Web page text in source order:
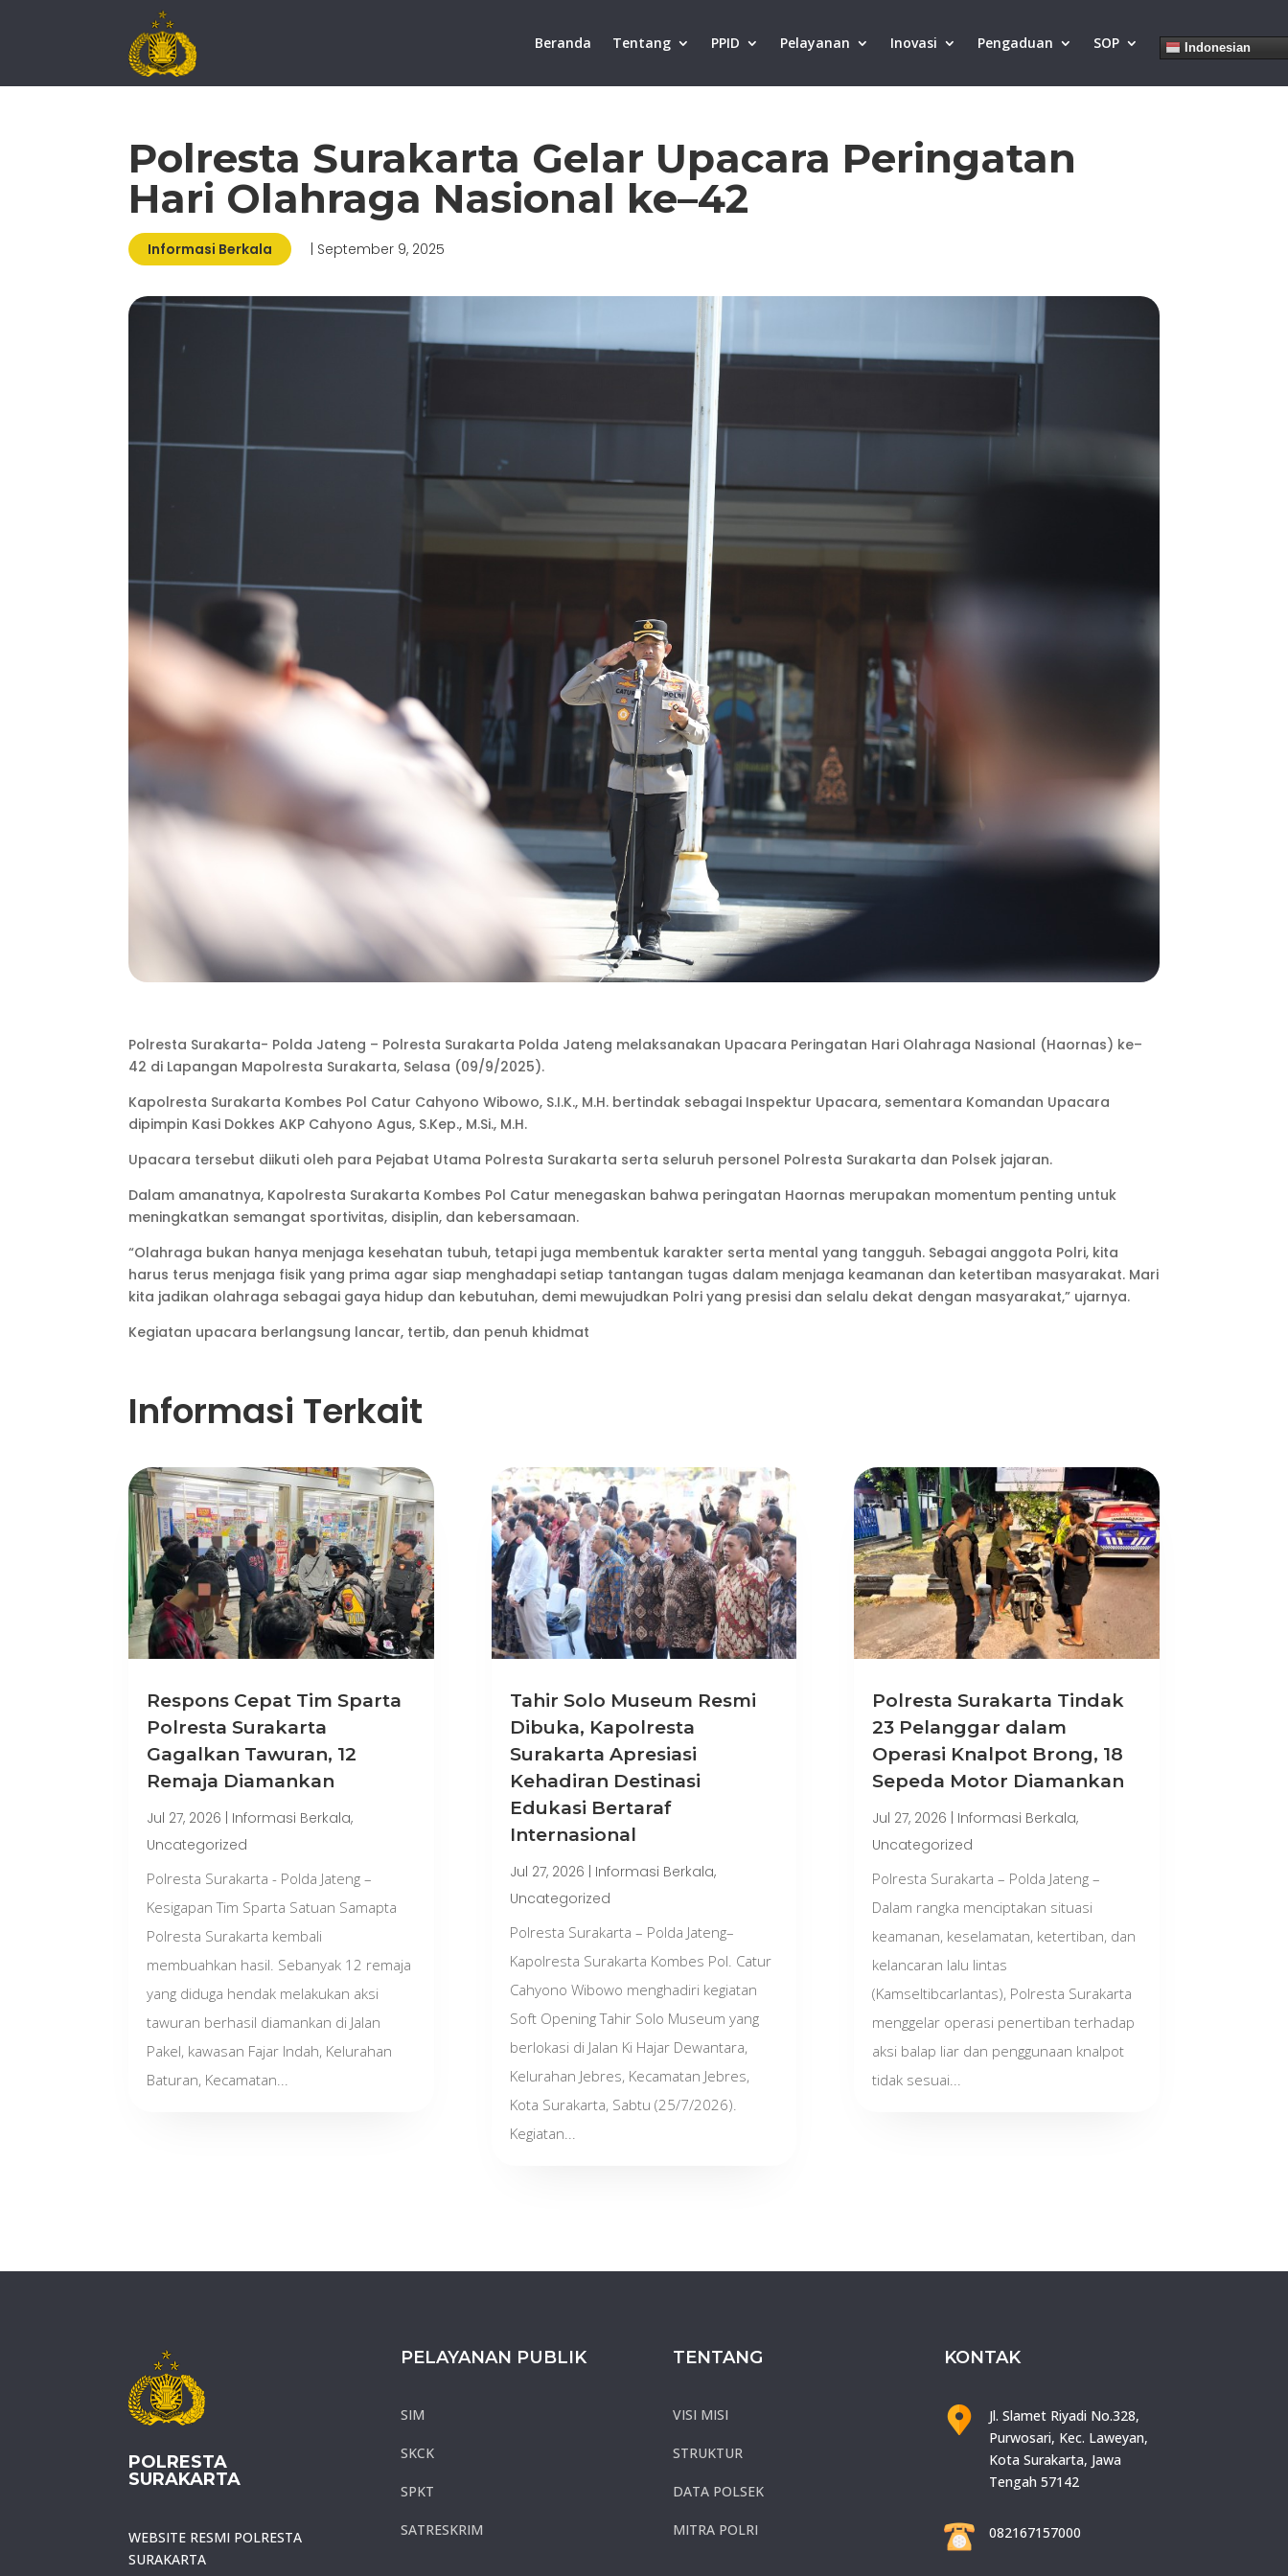
Beranda Tentang PPID Pelayanan Inovasi Pengaduan SOP Indonesian
Polresta Surakarta Gelar Upacara Peringatan
Hari Olahraga Nasional ke–42
Informasi Berkala | September 9, 2025
Polresta Surakarta- Polda Jateng – Polresta Surakarta Polda Jateng melaksanakan Upacara Peringatan Hari Olahraga Nasional (Haornas) ke–
42 di Lapangan Mapolresta Surakarta, Selasa (09/9/2025).
Kapolresta Surakarta Kombes Pol Catur Cahyono Wibowo, S.I.K., M.H. bertindak sebagai Inspektur Upacara, sementara Komandan Upacara
dipimpin Kasi Dokkes AKP Cahyono Agus, S.Kep., M.Si., M.H.
Upacara tersebut diikuti oleh para Pejabat Utama Polresta Surakarta serta seluruh personel Polresta Surakarta dan Polsek jajaran.
Dalam amanatnya, Kapolresta Surakarta Kombes Pol Catur menegaskan bahwa peringatan Haornas merupakan momentum penting untuk
meningkatkan semangat sportivitas, disiplin, dan kebersamaan.
“Olahraga bukan hanya menjaga kesehatan tubuh, tetapi juga membentuk karakter serta mental yang tangguh. Sebagai anggota Polri, kita
harus terus menjaga fisik yang prima agar siap menghadapi setiap tantangan tugas dalam menjaga keamanan dan ketertiban masyarakat. Mari
kita jadikan olahraga sebagai gaya hidup dan kebutuhan, demi mewujudkan Polri yang presisi dan selalu dekat dengan masyarakat,” ujarnya.
Kegiatan upacara berlangsung lancar, tertib, dan penuh khidmat
Informasi Terkait
Respons Cepat Tim Sparta
Polresta Surakarta
Gagalkan Tawuran, 12
Remaja Diamankan
Jul 27, 2026 | Informasi Berkala,
Uncategorized
Polresta Surakarta - Polda Jateng –
Kesigapan Tim Sparta Satuan Samapta
Polresta Surakarta kembali
membuahkan hasil. Sebanyak 12 remaja
yang diduga hendak melakukan aksi
tawuran berhasil diamankan di Jalan
Pakel, kawasan Fajar Indah, Kelurahan
Baturan, Kecamatan...
Tahir Solo Museum Resmi
Dibuka, Kapolresta
Surakarta Apresiasi
Kehadiran Destinasi
Edukasi Bertaraf
Internasional
Jul 27, 2026 | Informasi Berkala,
Uncategorized
Polresta Surakarta – Polda Jateng–
Kapolresta Surakarta Kombes Pol. Catur
Cahyono Wibowo menghadiri kegiatan
Soft Opening Tahir Solo Museum yang
berlokasi di Jalan Ki Hajar Dewantara,
Kelurahan Jebres, Kecamatan Jebres,
Kota Surakarta, Sabtu (25/7/2026).
Kegiatan...
Polresta Surakarta Tindak
23 Pelanggar dalam
Operasi Knalpot Brong, 18
Sepeda Motor Diamankan
Jul 27, 2026 | Informasi Berkala,
Uncategorized
Polresta Surakarta – Polda Jateng –
Dalam rangka menciptakan situasi
keamanan, keselamatan, ketertiban, dan
kelancaran lalu lintas
(Kamseltibcarlantas), Polresta Surakarta
menggelar operasi penertiban terhadap
aksi balap liar dan penggunaan knalpot
tidak sesuai...
POLRESTA
SURAKARTA
WEBSITE RESMI POLRESTA
SURAKARTA
PELAYANAN PUBLIK
SIM
SKCK
SPKT
SATRESKRIM
TENTANG
VISI MISI
STRUKTUR
DATA POLSEK
MITRA POLRI
KONTAK
Jl. Slamet Riyadi No.328,
Purwosari, Kec. Laweyan,
Kota Surakarta, Jawa
Tengah 57142
082167157000